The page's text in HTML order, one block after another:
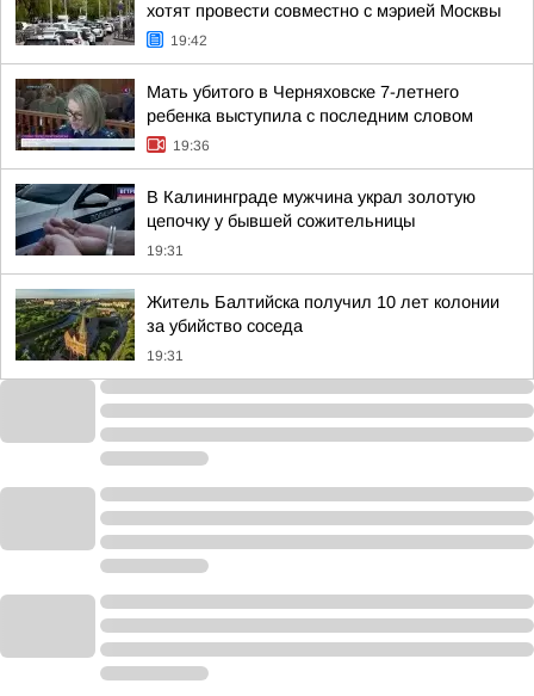
хотят провести совместно с мэрией Москвы
19:42
Мать убитого в Черняховске 7-летнего
ребенка выступила с последним словом
19:36
В Калининграде мужчина украл золотую
цепочку у бывшей сожительницы
19:31
Житель Балтийска получил 10 лет колонии
за убийство соседа
19:31